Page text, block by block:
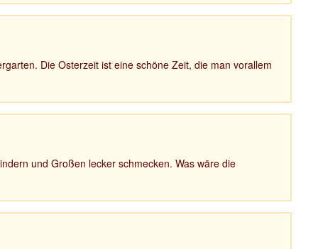
Die Osterzeit ist eine schöne Zeit, die man vorallem
und Großen lecker schmecken. Was wäre die